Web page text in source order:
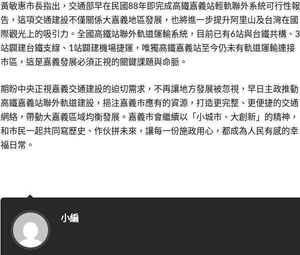
黃敏惠市長指出，交通部早在民國88年即完成高鐵嘉義站輕軌聯外系統可行性報
告，這項交通建設不僅關係大嘉義地區發展，也將進一步提升阿里山及台灣在國
際觀光上的吸引力。全國高鐵站聯外軌道運輸系統，目前已有6站與台鐵共構、3
站闢建台鐵支線、1站闢建機場捷運，唯獨高鐵嘉義站至今仍未有軌道運輸連接
市區，這是嘉義發展必須正視的關鍵課題與命脈。
期盼中央正視嘉義交通建設的迫切需求，不再讓地方發展被忽視，早日主政推動
高鐵嘉義站聯外軌道建設，挹注嘉義市應有的資源，打造更完整、更便捷的交通
網絡，帶動大嘉義區域均衡發展。嘉義市會繼續以「小城市、大創新」的精神，
和市民一起共同寫歷史、作伙拼未來，讓每一份施政用心，都成為人民有感的幸
福日常。
小編